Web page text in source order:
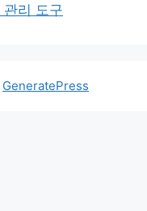
리 도구
GeneratePress